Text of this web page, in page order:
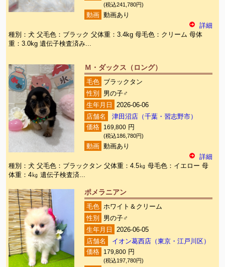
(税込241,780円)
動画
動画あり
詳細
種別：犬 父毛色：ブラック 父体重：3.4kg 母毛色：クリーム 母体
重：3.0kg 遺伝子検査済み...
Ｍ・ダックス（ロング）
毛色
ブラックタン
性別
男の子♂
生年月日
2026-06-06
店舗名
津田沼店（千葉・習志野市）
価格
169,800 円
(税込186,780円)
動画
動画あり
詳細
種別：犬 父毛色：ブラックタン 父体重：4.5㎏ 母毛色：イエロー 母
体重：4㎏ 遺伝子検査済...
ポメラニアン
毛色 ホワイト＆クリーム
性別
男の子♂
生年月日
2026-06-05
店舗名
イオン葛西店（東京・江戸川区）
価格
179,800 円
(税込197,780円)